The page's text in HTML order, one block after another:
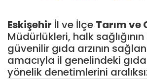
Eskişehir İl ve İlçe Tarım ve
Müdürlükleri, halk
güvenilir gıda arzının
amacıyla il genelindeki
yönelik denetimlerini